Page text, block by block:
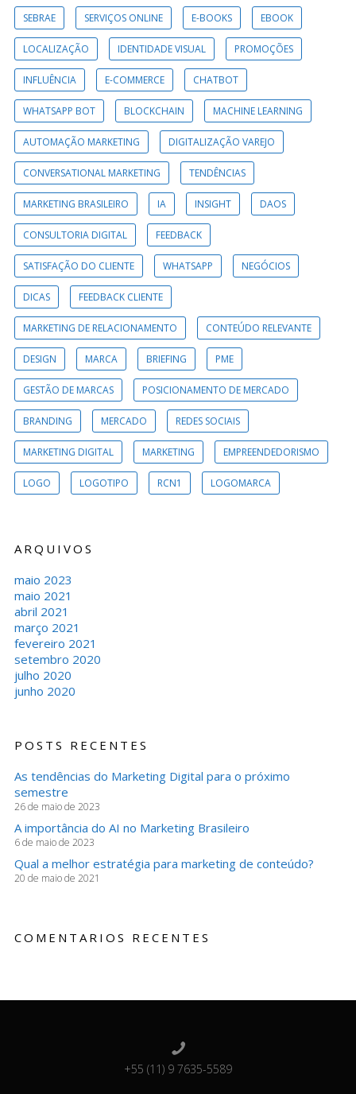
SEBRAE SERVIÇOS ONLINE E-BOOKS EBOOK
LOCALIZAÇÃO IDENTIDADE VISUAL PROMOÇÕES
INFLUÊNCIA E-COMMERCE CHATBOT
WHATSAPP BOT BLOCKCHAIN MACHINE LEARNING
AUTOMAÇÃO MARKETING DIGITALIZAÇÃO VAREJO
CONVERSATIONAL MARKETING TENDÊNCIAS
MARKETING BRASILEIRO IA INSIGHT DAOS
CONSULTORIA DIGITAL FEEDBACK
SATISFAÇÃO DO CLIENTE WHATSAPP NEGÓCIOS
DICAS FEEDBACK CLIENTE
MARKETING DE RELACIONAMENTO CONTEÚDO RELEVANTE
DESIGN MARCA BRIEFING PME
GESTÃO DE MARCAS POSICIONAMENTO DE MERCADO
BRANDING MERCADO REDES SOCIAIS
MARKETING DIGITAL MARKETING EMPREENDEDORISMO
LOGO LOGOTIPO RCN1 LOGOMARCA
ARQUIVOS
maio 2023
maio 2021
abril 2021
março 2021
fevereiro 2021
setembro 2020
julho 2020
junho 2020
POSTS RECENTES
As tendências do Marketing Digital para o próximo
semestre
26 de maio de 2023
A importância do AI no Marketing Brasileiro
6 de maio de 2023
Qual a melhor estratégia para marketing de conteúdo?
20 de maio de 2021
COMENTARIOS RECENTES
+55 (11) 9 7635-5589